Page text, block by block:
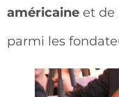
américaine et de
parmi les